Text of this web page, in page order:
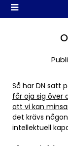
Så har DN satt
får oja sig över
att vi kan
det krävs
intellektuell